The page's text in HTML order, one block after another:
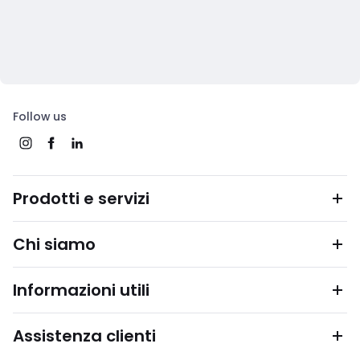
Follow us
Prodotti e servizi
Chi siamo
Informazioni utili
Assistenza clienti